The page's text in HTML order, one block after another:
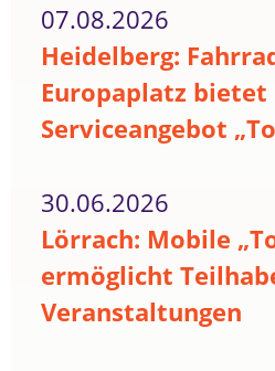
07.08.2026
Heidelberg:
Europaplatz bietet
Serviceangebot
30.06.2026
Lörrach: Mobile
ermöglicht
Veranstaltungen